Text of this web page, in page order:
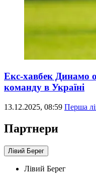
Екс-хавбек Динамо
команду в Україні
13.12.2025, 08:59 Перша
Партнери
Лівий Берег
Лівий Берег